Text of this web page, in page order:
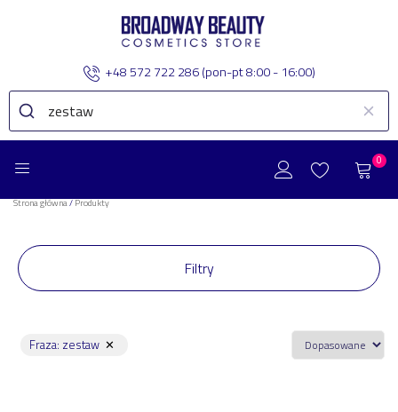
+48 572 722 286(pon-pt 8:00 - 16:00)
0
Strona główna/Produkty
Filtry
Fraza: zestaw ✕